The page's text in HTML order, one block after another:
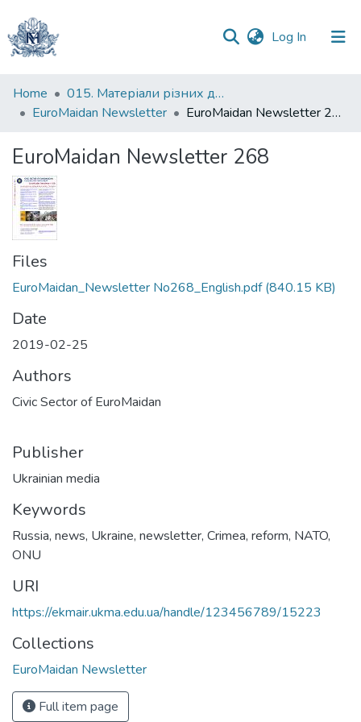
Log In (current)
Communities
&
All of DSpace
Statistics
Home
015. Матеріали різних дослідників та організацій
EuroMaidan Newsletter
EuroMaidan Newsletter 268
EuroMaidan Newsletter 268
Files
EuroMaidan_Newsletter No268_English.pdf(840.15 KB)
Date
2019-02-25
Authors
Civic Sector of EuroMaidan
Publisher
Ukrainian media
Keywords
Russia, news, Ukraine, newsletter, Crimea, reform, NATO,
ONU
URI
https://ekmair.ukma.edu.ua/handle/123456789/15223
Collections
EuroMaidan Newsletter
Full item page